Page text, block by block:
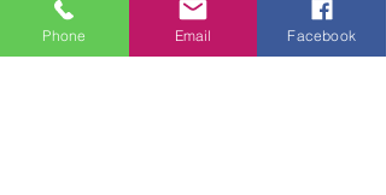
Phone Email Facebook